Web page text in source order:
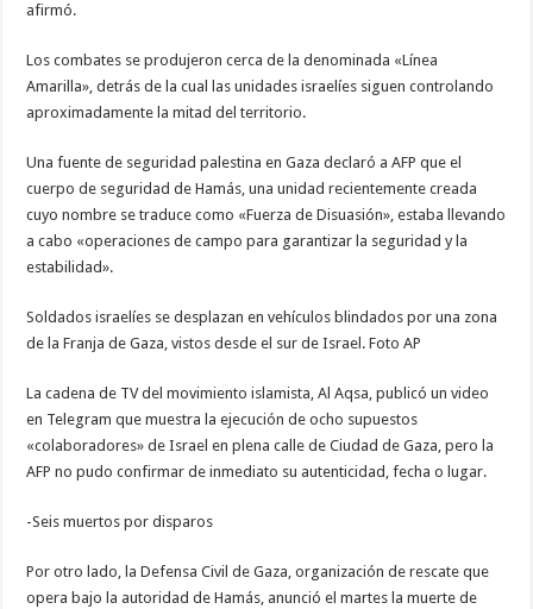
afirmó.
Los combates se produjeron cerca de la denominada «Línea
Amarilla», detrás de la cual las unidades israelíes siguen controlando
aproximadamente la mitad del territorio.
Una fuente de seguridad palestina en Gaza declaró a AFP que el
cuerpo de seguridad de Hamás, una unidad recientemente creada
cuyo nombre se traduce como «Fuerza de Disuasión», estaba llevando
a cabo «operaciones de campo para garantizar la seguridad y la
estabilidad».
Soldados israelíes se desplazan en vehículos blindados por una zona
de la Franja de Gaza, vistos desde el sur de Israel. Foto AP
La cadena de TV del movimiento islamista, Al Aqsa, publicó un video
en Telegram que muestra la ejecución de ocho supuestos
«colaboradores» de Israel en plena calle de Ciudad de Gaza, pero la
AFP no pudo confirmar de inmediato su autenticidad, fecha o lugar.
-Seis muertos por disparos
Por otro lado, la Defensa Civil de Gaza, organización de rescate que
opera bajo la autoridad de Hamás, anunció el martes la muerte de